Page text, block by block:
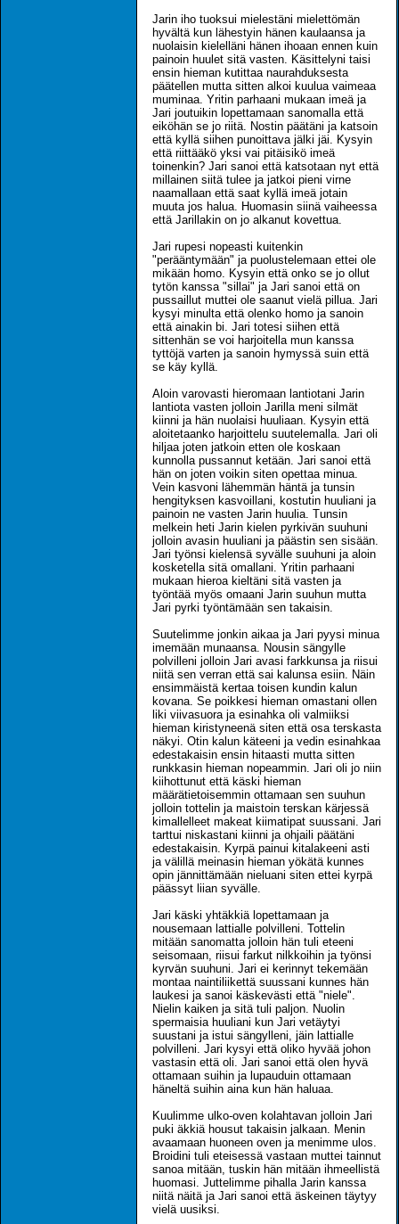
Jarin iho tuoksui mielestäni mielettömän
hyvältä kun lähestyin hänen kaulaansa ja
nuolaisin kielelläni hänen ihoaan ennen kuin
painoin huulet sitä vasten. Käsittelyni taisi
ensin hieman kutittaa naurahduksesta
päätellen mutta sitten alkoi kuulua vaimeaa
muminaa. Yritin parhaani mukaan imeä ja
Jari joutuikin lopettamaan sanomalla että
eiköhän se jo riitä. Nostin päätäni ja katsoin
että kyllä siihen punoittava jälki jäi. Kysyin
että riittääkö yksi vai pitäisikö imeä
toinenkin? Jari sanoi että katsotaan nyt että
millainen siitä tulee ja jatkoi pieni virne
naamallaan että saat kyllä imeä jotain
muuta jos halua. Huomasin siinä vaiheessa
että Jarillakin on jo alkanut kovettua.
Jari rupesi nopeasti kuitenkin
"perääntymään" ja puolustelemaan ettei ole
mikään homo. Kysyin että onko se jo ollut
tytön kanssa "sillai" ja Jari sanoi että on
pussaillut muttei ole saanut vielä pillua. Jari
kysyi minulta että olenko homo ja sanoin
että ainakin bi. Jari totesi siihen että
sittenhän se voi harjoitella mun kanssa
tyttöjä varten ja sanoin hymyssä suin että
se käy kyllä.
Aloin varovasti hieromaan lantiotani Jarin
lantiota vasten jolloin Jarilla meni silmät
kiinni ja hän nuolaisi huuliaan. Kysyin että
aloitetaanko harjoittelu suutelemalla. Jari oli
hiljaa joten jatkoin etten ole koskaan
kunnolla pussannut ketään. Jari sanoi että
hän on joten voikin siten opettaa minua.
Vein kasvoni lähemmän häntä ja tunsin
hengityksen kasvoillani, kostutin huuliani ja
painoin ne vasten Jarin huulia. Tunsin
melkein heti Jarin kielen pyrkivän suuhuni
jolloin avasin huuliani ja päästin sen sisään.
Jari työnsi kielensä syvälle suuhuni ja aloin
kosketella sitä omallani. Yritin parhaani
mukaan hieroa kieltäni sitä vasten ja
työntää myös omaani Jarin suuhun mutta
Jari pyrki työntämään sen takaisin.
Suutelimme jonkin aikaa ja Jari pyysi minua
imemään munaansa. Nousin sängylle
polvilleni jolloin Jari avasi farkkunsa ja riisui
niitä sen verran että sai kalunsa esiin. Näin
ensimmäistä kertaa toisen kundin kalun
kovana. Se poikkesi hieman omastani ollen
liki viivasuora ja esinahka oli valmiiksi
hieman kiristyneenä siten että osa terskasta
näkyi. Otin kalun käteeni ja vedin esinahkaa
edestakaisin ensin hitaasti mutta sitten
runkkasin hieman nopeammin. Jari oli jo niin
kiihottunut että käski hieman
määrätietoisemmin ottamaan sen suuhun
jolloin tottelin ja maistoin terskan kärjessä
kimallelleet makeat kiimatipat suussani. Jari
tarttui niskastani kiinni ja ohjaili päätäni
edestakaisin. Kyrpä painui kitalakeeni asti
ja välillä meinasin hieman yökätä kunnes
opin jännittämään nieluani siten ettei kyrpä
päässyt liian syvälle.
Jari käski yhtäkkiä lopettamaan ja
nousemaan lattialle polvilleni. Tottelin
mitään sanomatta jolloin hän tuli eteeni
seisomaan, riisui farkut nilkkoihin ja työnsi
kyrvän suuhuni. Jari ei kerinnyt tekemään
montaa naintiliikettä suussani kunnes hän
laukesi ja sanoi käskevästi että "niele".
Nielin kaiken ja sitä tuli paljon. Nuolin
spermaisia huuliani kun Jari vetäytyi
suustani ja istui sängylleni, jäin lattialle
polvilleni. Jari kysyi että oliko hyvää johon
vastasin että oli. Jari sanoi että olen hyvä
ottamaan suihin ja lupauduin ottamaan
häneltä suihin aina kun hän haluaa.
Kuulimme ulko-oven kolahtavan jolloin Jari
puki äkkiä housut takaisin jalkaan. Menin
avaamaan huoneen oven ja menimme ulos.
Broidini tuli eteisessä vastaan muttei tainnut
sanoa mitään, tuskin hän mitään ihmeellistä
huomasi. Juttelimme pihalla Jarin kanssa
niitä näitä ja Jari sanoi että äskeinen täytyy
vielä uusiksi.